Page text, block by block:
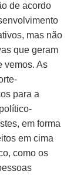
de acordo
mas não
que geram
vemos. As
para a
em forma
em cima
como os